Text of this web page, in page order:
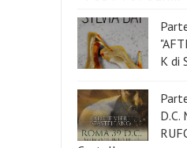
K di
D.C.